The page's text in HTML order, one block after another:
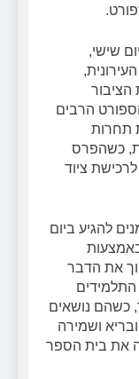
שישי,
העירונית,
הרבים
תחרות
כשהפרס
– שובר על סך 500 ₪ לרכישת ציוד
להגיע ביום
את הדבר
התלמידים
כשהם נושאים
ושמירה
את בית הספר